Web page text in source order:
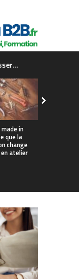
in
que la
change
atelier